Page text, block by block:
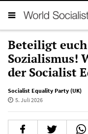
Beteiligt
Sozialismus!
der Socialist
Socialist Equality Party (UK)
5. Juli 2026